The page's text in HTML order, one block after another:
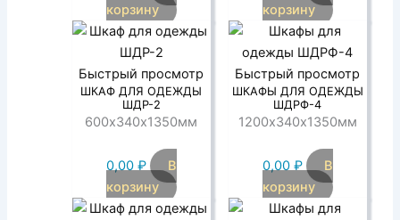
корзину
корзину
Быстрый просмотр
ШКАФ ДЛЯ ОДЕЖДЫ
ШДР-2
600х340х1350мм
0,00 ₽
В
корзину
Быстрый просмотр
ШКАФЫ ДЛЯ ОДЕЖДЫ
ШДРФ-4
1200х340х1350мм
0,00 ₽
В
корзину